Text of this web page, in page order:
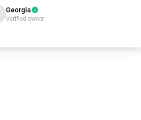
Georgia
Verified owner